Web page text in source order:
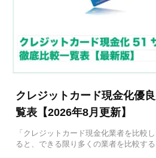
クレジットカード現金化優
覧表【2026年8月更新】
「クレジットカード現金化業者を比較
ると、できる限り多くの業者を比較す